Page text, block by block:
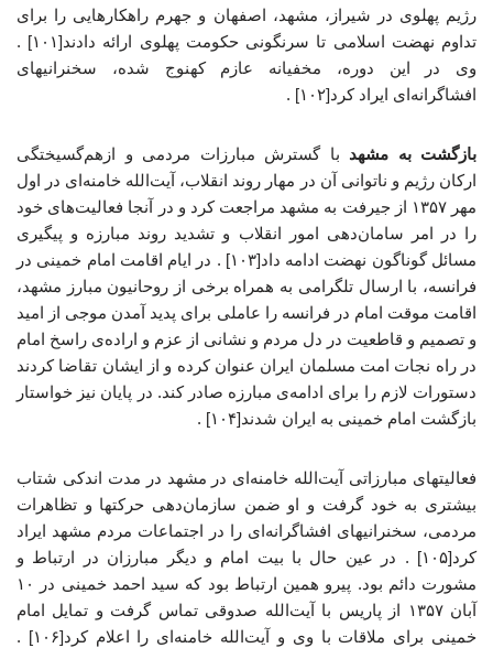
رژیم پهلوی در شیراز، مشهد، اصفهان و جهرم راهکارهایی را برای
تداوم نهضت اسلامی تا سرنگونی حکومت پهلوی ارائه دادند[۱۰۱] .
وی در این دوره، مخفیانه عازم کهنوج شده، سخنرانیهای
افشاگرانه‌ای ایراد کرد[۱۰۲] .
بازگشت به مشهد با گسترش مبارزات مردمی و ازهم‌گسیختگی
ارکان رژیم و ناتوانی آن در مهار روند انقلاب، آیت‌الله خامنه‌ای در اول
مهر ۱۳۵۷ از جیرفت به مشهد مراجعت کرد و در آنجا فعالیت‌های خود
را در امر سامان‌دهی امور انقلاب و تشدید روند مبارزه و پیگیری
مسائل گوناگون نهضت ادامه داد[۱۰۳] . در ایام اقامت امام خمینی در
فرانسه، با ارسال تلگرامی به همراه برخی از روحانیون مبارز مشهد،
اقامت موقت امام در فرانسه را عاملی برای پدید آمدن موجی از امید
و تصمیم و قاطعیت در دل مردم و نشانی از عزم و اراده‌ی راسخ امام
در راه نجات امت مسلمان ایران عنوان کرده و از ایشان تقاضا کردند
دستورات لازم را برای ادامه‌ی مبارزه صادر کند. در پایان نیز خواستار
بازگشت امام خمینی به ایران شدند[۱۰۴] .
فعالیتهای مبارزاتی آیت‌الله خامنه‌ای در مشهد در مدت اندکی شتاب
بیشتری به خود گرفت و او ضمن سازمان‌دهی حرکتها و تظاهرات
مردمی، سخنرانیهای افشاگرانه‌ای را در اجتماعات مردم مشهد ایراد
کرد[۱۰۵] . در عین ‌حال با بیت امام و دیگر مبارزان در ارتباط و
مشورت دائم بود. پیرو همین ارتباط بود که سید احمد خمینی در ۱۰
آبان ۱۳۵۷ از پاریس با آیت‌الله صدوقی تماس گرفت و تمایل امام
خمینی برای ملاقات با وی و آیت‌الله خامنه‌ای را اعلام کرد[۱۰۶] .